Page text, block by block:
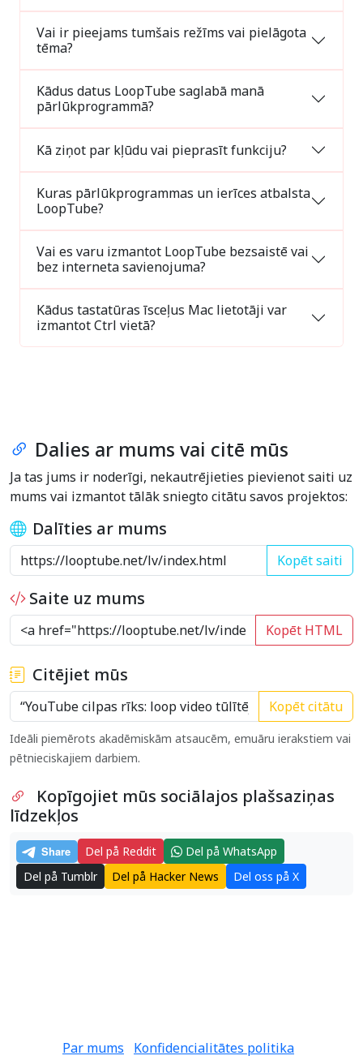
Vai ir pieejams tumšais režīms vai pielāgota
tēma?
Kādus datus LoopTube saglabā manā
pārlūkprogrammā?
Kā ziņot par kļūdu vai pieprasīt funkciju?
Kuras pārlūkprogrammas un ierīces atbalsta
LoopTube?
Vai es varu izmantot LoopTube bezsaistē vai
bez interneta savienojuma?
Kādus tastatūras īsceļus Mac lietotāji var
izmantot Ctrl vietā?
Dalies ar mums vai citē mūs
Ja tas jums ir noderīgi, nekautrējieties pievienot saiti uz
mums vai izmantot tālāk sniegto citātu savos projektos:
Dalīties ar mums
Kopēt saiti
Saite uz mums
Kopēt HTML
Citējiet mūs
Kopēt citātu
Ideāli piemērots akadēmiskām atsaucēm, emuāru ierakstiem vai
pētnieciskajiem darbiem.
Kopīgojiet mūs sociālajos plašsaziņas
līdzekļos
Del på Reddit
Del på WhatsApp
Del på Tumblr
Del på Hacker News Del oss på X
Par mums
Konfidencialitātes politika